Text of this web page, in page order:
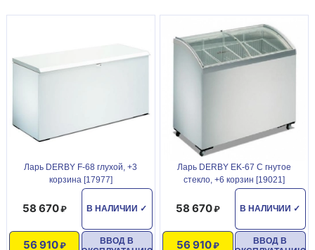
Ларь DERBY F-68 глухой, +3
корзина [17977]
В НАЛИЧИИ ✓
58 670
56 910
ВВОД В
Ларь DERBY EK-67 C гнутое
стекло, +6 корзин [19021]
В НАЛИЧИИ ✓
58 670
56 910
ВВОД В